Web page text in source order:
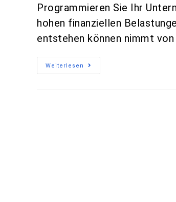
Programmieren Sie Ihr
hohen finanziellen
entstehen können nimmt
Weiterlesen